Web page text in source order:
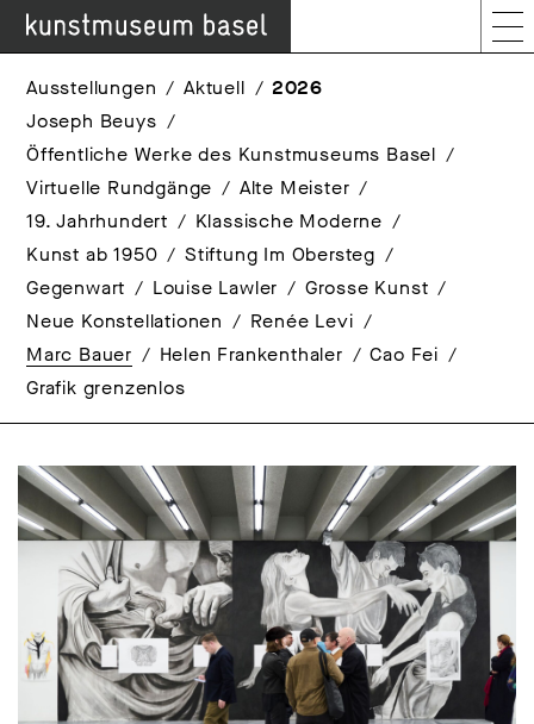
Ausstellungen Aktuell
2026
Joseph Beuys
Öffentliche Werke des Kunstmuseums Basel
Virtuelle Rundgänge
Alte Meister
19. Jahrhundert
Klassische Moderne
Kunst ab 1950
Stiftung Im Obersteg
Gegenwart
Louise Lawler
Grosse Kunst
Neue Konstellationen
Renée Levi
Marc Bauer
Helen Frankenthaler
Cao Fei
Grafik grenzenlos